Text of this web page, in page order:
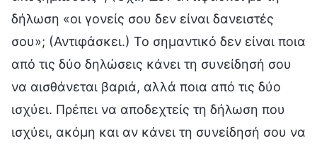
δήλωση «οι γονείς σου δεν είναι δανειστές
σου»; (Αντιφάσκει.) Το σημαντικό δεν είναι ποια
από τις δύο δηλώσεις κάνει τη συνείδησή σου
να αισθάνεται βαριά, αλλά ποια από τις δύο
ισχύει. Πρέπει να αποδεχτείς τη δήλωση που
ισχύει, ακόμη και αν κάνει τη συνείδησή σου να